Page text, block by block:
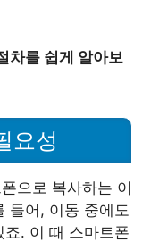
차를 쉽게 알아보
요성
으로 복사하는 이
들어, 이동 중에도
. 이 때 스마트폰